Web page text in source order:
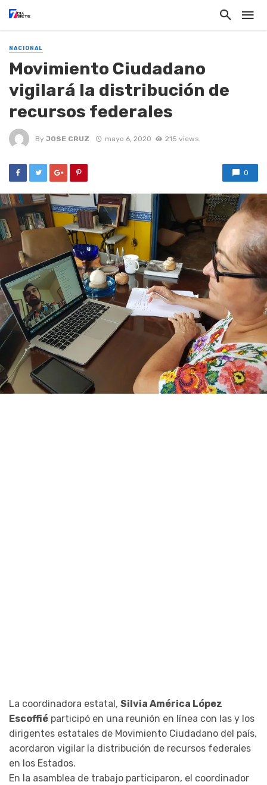
NACIONAL
Movimiento Ciudadano
vigilará la distribución de
recursos federales
By JOSE CRUZ mayo 6, 2020 215 views
0
La coordinadora estatal, Silvia América López
Escoffié participó en una reunión en línea con las y los
dirigentes estatales de Movimiento Ciudadano del país,
acordaron vigilar la distribución de recursos federales
en los Estados.
En la asamblea de trabajo participaron, el coordinador